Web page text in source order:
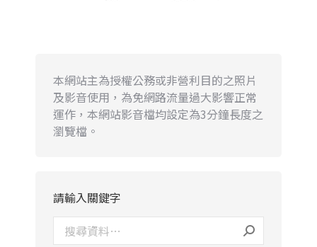
本網站主為授權公務或非營利目的之照片
及影音使用，為免網路流量過大影響正常
運作，本網站影音檔均設定為3分鐘長度之
瀏覽檔。
請輸入關鍵字